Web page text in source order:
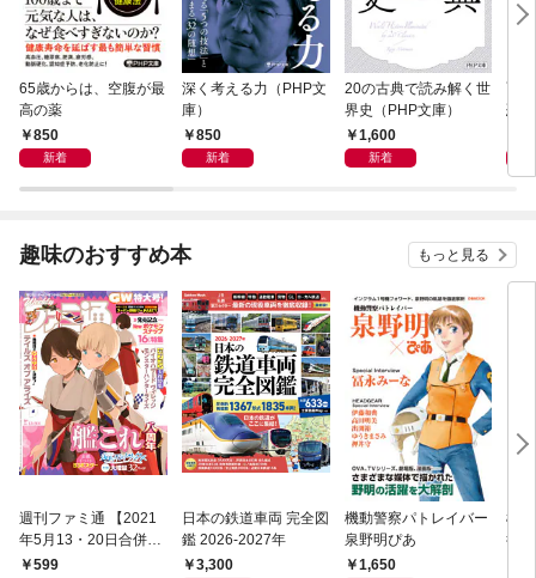
65歳からは、空腹が最
高の薬
850
新着
深く考える力（PHP文
庫）
850
新着
20の古典で読み解く世
界史（PHP文庫）
1,600
新着
面
恐
趣味のおすすめ本 もっと見る
週刊ファミ通 【2021
年5月13・20日合併
号】599
日本の鉄道車両 完全図
鑑 2026-2027年
3,300
機動警察パトレイバー
泉野明ぴあ
1,650
機
後